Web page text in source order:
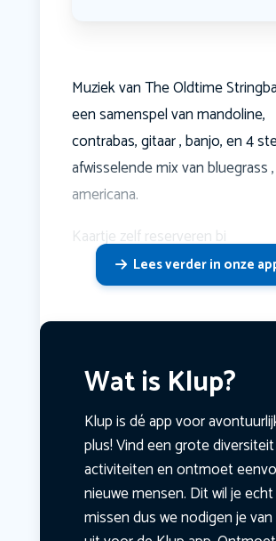
Muziek van The Oldtime
een samenspel van mandoline,
contrabas, gitaar , banjo, en 4
afwisselende mix van bluegrass
americana.
Kaartje zelf reserveren bi
Lees verder in onze
Wat is Klup?
Klup is dé app voor
plus! Vind een grote
activiteiten en ontmoet
nieuwe mensen. Dit wil je
missen dus we nodigen je